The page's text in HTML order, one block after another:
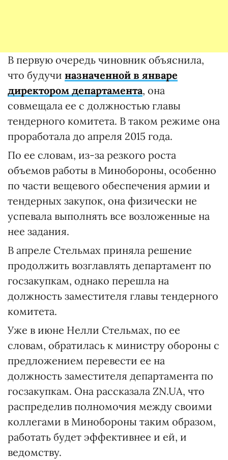
В первую очередь чиновник объяснила,
что будучи назначенной в январе
директором департамента, она
совмещала ее с должностью главы
тендерного комитета. В таком режиме она
проработала до апреля 2015 года.
По ее словам, из-за резкого роста
объемов работы в Минобороны, особенно
по части вещевого обеспечения армии и
тендерных закупок, она физически не
успевала выполнять все возложенные на
нее задания.
В апреле Стельмах приняла решение
продолжить возглавлять департамент по
госзакупкам, однако перешла на
должность заместителя главы тендерного
комитета.
Уже в июне Нелли Стельмах, по ее
словам, обратилась к министру обороны с
предложением перевести ее на
должность заместителя департамента по
госзакупкам. Она рассказала ZN.UA, что
распределив полномочия между своими
коллегами в Минобороны таким образом,
работать будет эффективнее и ей, и
ведомству.